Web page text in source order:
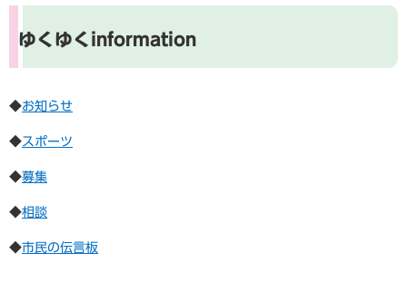
ゆくゆくinformation
◆お知らせ
◆​スポーツ
◆​募集
◆​相談
◆市民の伝言板